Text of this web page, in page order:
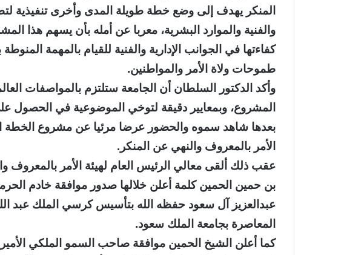
المنكر يهدف إلى وضع خطة طويلة المدى وأخرى تنفيذية
والفنية والموارد البشرية، معربا عن أمله بأن يسهم هذا
كفاءتها في الجوانب الإدارية والفنية للقيام بالمهمة
طموحات ولاة الأمر والمواطنين.
وأكد الدكتور السلطان أن الجامعة ستلتزم بالمواصفات
المشروع، وبمعايير دقيقة لتوخي الموضوعية في الحصول
بعدها شاهد سموه والحضور عرضا مرئيا عن مشروع الخطة
الأمر بالمعروف والنهي عن المنكر.
عقب ذلك ألقى معالي الرئيس العام لهيئة الأمر بالمعروف
بن حمين الحمين كلمة أعلن خلالها صدور موافقة خادم
عبدالعزيز آل سعود حفظه الله بتأسيس كرسي الملك عبد
المعاصرة بجامعة الملك سعود.
كما أعلن الشيخ الحمين موافقة صاحب السمو الملكي الأمير